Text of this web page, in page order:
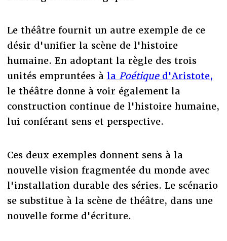
Le théâtre fournit un autre exemple de ce
désir d'unifier la scène de l'histoire
humaine. En adoptant la règle des trois
unités empruntées à la Poétiqued'Aristote,
le théâtre donne à voir également la
construction continue de l'histoire humaine,
lui conférant sens et perspective.
Ces deux exemples donnent sens à la
nouvelle vision fragmentée du monde avec
l'installation durable des séries. Le scénario
se substitue à la scène de théâtre, dans une
nouvelle forme d'écriture.